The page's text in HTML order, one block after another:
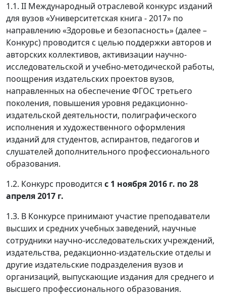
1.1. II Международный отраслевой конкурс изданий
для вузов «Университетская книга - 2017» по
направлению «Здоровье и безопасность» (далее –
Конкурс) проводится с целью поддержки авторов и
авторских коллективов, активизации научно-
исследовательской и учебно-методической работы,
поощрения издательских проектов вузов,
направленных на обеспечение ФГОС третьего
поколения, повышения уровня редакционно-
издательской деятельности, полиграфического
исполнения и художественного оформления
изданий для студентов, аспирантов, педагогов и
слушателей дополнительного профессионального
образования.
1.2. Конкурс проводится с 1 ноября 2016 г. по 28
апреля 2017 г.
1.3. В Конкурсе принимают участие преподаватели
высших и средних учебных заведений, научные
сотрудники научно-исследовательских учреждений,
издательства, редакционно-издательские отделы и
другие издательские подразделения вузов и
организаций, выпускающие издания для среднего и
высшего профессионального образования.